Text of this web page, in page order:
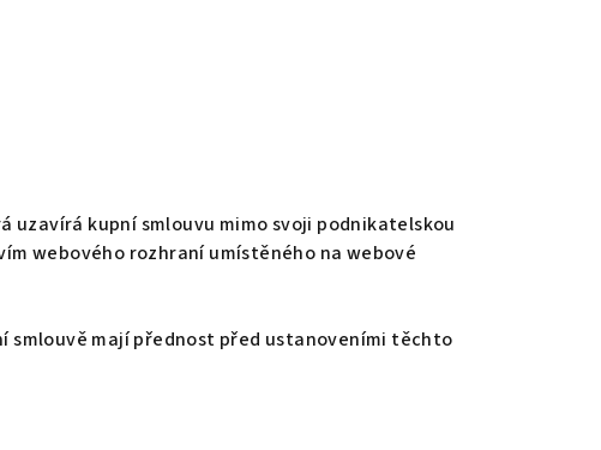
uzavírá kupní smlouvu mimo svoji podnikatelskou
webového rozhraní umístěného na webové
smlouvě mají přednost před ustanoveními těchto